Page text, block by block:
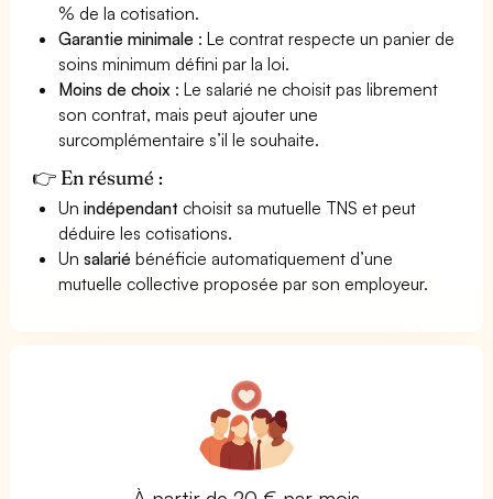
% de la cotisation.
Garantie minimale : Le contrat respecte un panier de
soins minimum défini par la loi.
Moins de choix : Le salarié ne choisit pas librement
son contrat, mais peut ajouter une
surcomplémentaire s’il le souhaite.
👉 En résumé :
Unindépendant choisit sa mutuelle TNS et peut
déduire les cotisations.
Unsalarié bénéficie automatiquement d’une
mutuelle collective proposée par son employeur.